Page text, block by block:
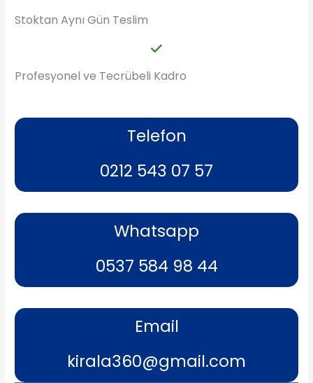
Stoktan Aynı Gün Teslim
Profesyonel ve Tecrübeli Kadro
Telefon
0212 543 07 57
Whatsapp
0537 584 98 44
Email
kirala360@gmail.com